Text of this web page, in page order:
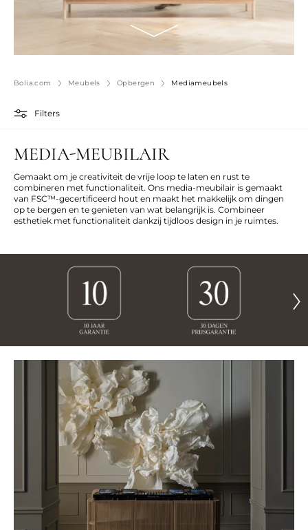
Bolia.com Meubels Opbergen Mediameubels
Filters
MEDIA-MEUBILAIR
Gemaakt om je creativiteit de vrije loop te laten en rust te
combineren met functionaliteit. Ons media-meubilair is gemaakt
van FSC™-gecertificeerd hout en maakt het makkelijk om dingen
op te bergen en te genieten van wat belangrijk is. Combineer
esthetiek met functionaliteit dankzij tijdloos design in je ruimtes.